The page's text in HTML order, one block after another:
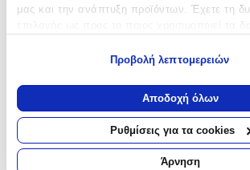
μας και την ανάπτυξη προϊόντων. Έχετε τη
Να συλλέξουμε πληροφορίες σχετικά
σας τοποθεσία, οι οποίες μπορεί να είναι
απόσταση μερικών μέτρων
Να αναγνωρίσουμε τη συσκευή σας
για συγκεκριμένα χαρακτηριστικά
Προβολή λεπτομερειών
Αποδοχή όλων
Ρυθμίσεις για τα cookies
Άρνηση